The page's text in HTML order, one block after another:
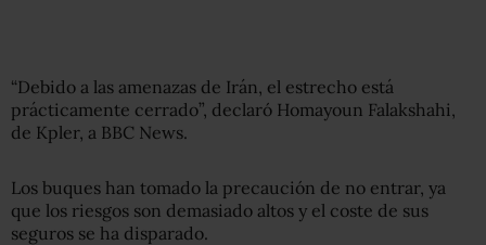
“Debido a las amenazas de Irán, el estrecho está
prácticamente cerrado”, declaró Homayoun Falakshahi,
de Kpler, a BBC News.
Los buques han tomado la precaución de no entrar, ya
que los riesgos son demasiado altos y el coste de sus
seguros se ha disparado.